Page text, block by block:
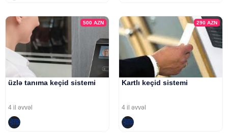
500AZN
üzlə tanıma keçid sistemi
4 il əvvəl
290 AZN
Kartlı keçid sistemi
4 il əvvəl